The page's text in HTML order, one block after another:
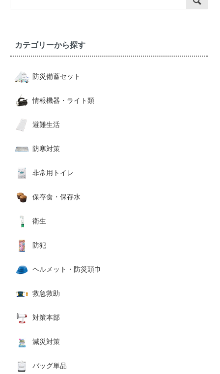
カテゴリーから探す
防災備蓄セット
情報機器・ライト類
避難生活
防寒対策
非常用トイレ
保存食・保存水
衛生
防犯
ヘルメット・防災頭巾
救急救助
対策本部
減災対策
バッグ単品